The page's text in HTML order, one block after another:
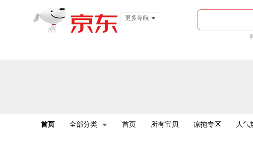
更多导航
首页 全部分类 首页 所有宝贝 凉拖专区 人气